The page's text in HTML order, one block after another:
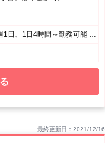
(1) 19:00〜翌5:00 お好きな時間をお選びください。 □週1日、1日4時間～勤務可能 □平日のみ、週末のみ、短時間勤務OK □好きな時、空いてる時間に勤務OK (2) 19:00〜0:00(シフト制)
最終更新日：2021/12/16